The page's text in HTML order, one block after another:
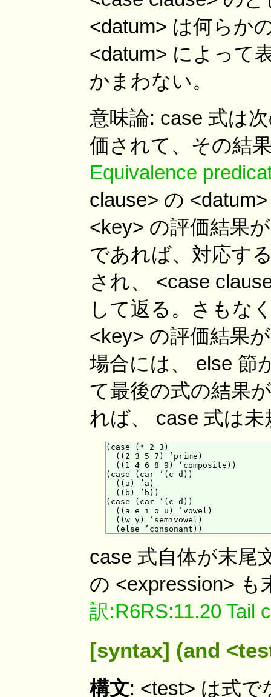
<datum> は何らか
<datum> によって
かまわない。
意味論: case 式は
価されて、その結
Equivalence
clause> の
<key> の評価結果
であれば、対応す
され、 <case
して返る。さもな
<key> の評価結果
場合には、 else 節
て最後の式の結果
れば、 case 式は
(case (* 2 3)
  ((2 3 5 7) ’prime)
((1 4 6 8 9) ’composite))
(case (car ’(c d))
  ((a) ’a)
((b) ’b))
(case (car ’(c d))
  ((a e i o u) ’vowel)
  ((w y) ’semivowel)
case 式自体が末尾
の <expression>
訳:R6RS:11.20 Tail
[syntax] (and
構文: <test> は式